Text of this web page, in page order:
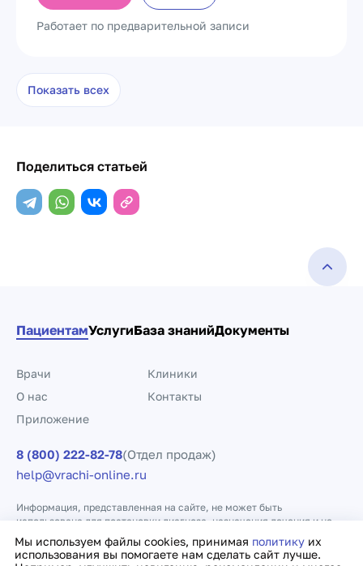
Работает по предварительной записи
Показать всех
Поделиться статьей
Мы используем файлы cookies, принимая политику их
использования вы помогаете нам сделать сайт лучше.
ПациентамУслугиБаза знанийДокументы
Врачи
Клиники
О нас
Контакты
Приложение
8 (800) 222-82-78(Отдел продаж)
help@vrachi-online.ru
Информация, представленная на сайте, не может быть
использована для постановки диагноза, назначения лечения и не
заменяет прием врача.